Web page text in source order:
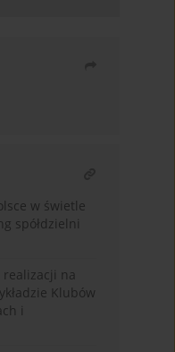
w świetle
spółdzielni
realizacji na
Klubów
i